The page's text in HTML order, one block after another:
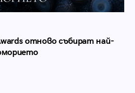
отново събират най-